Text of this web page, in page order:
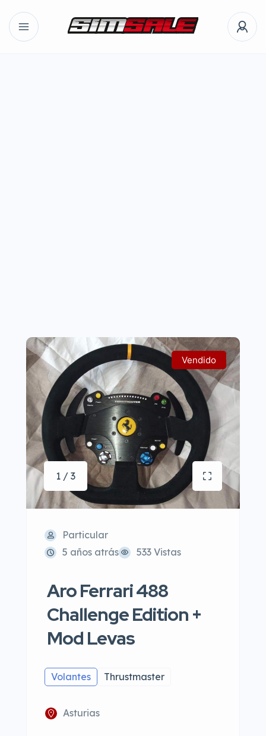
Vendido
1 / 3
Particular
5 años atrás
533 Vistas
Aro Ferrari 488
Challenge Edition +
Mod Levas
Volantes Thrustmaster
Asturias